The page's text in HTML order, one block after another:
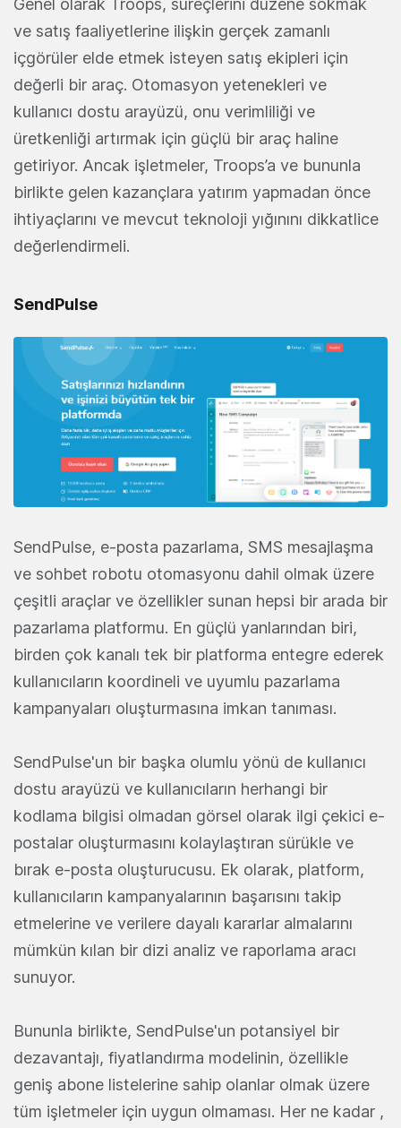
Genel olarak Troops, süreçlerini düzene sokmak
ve satış faaliyetlerine ilişkin gerçek zamanlı
içgörüler elde etmek isteyen satış ekipleri için
değerli bir araç. Otomasyon yetenekleri ve
kullanıcı dostu arayüzü, onu verimliliği ve
üretkenliği artırmak için güçlü bir araç haline
getiriyor. Ancak işletmeler, Troops’a ve bununla
birlikte gelen kazançlara yatırım yapmadan önce
ihtiyaçlarını ve mevcut teknoloji yığınını dikkatlice
değerlendirmeli.
SendPulse
SendPulse, e-posta pazarlama, SMS mesajlaşma
ve sohbet robotu otomasyonu dahil olmak üzere
çeşitli araçlar ve özellikler sunan hepsi bir arada bir
pazarlama platformu. En güçlü yanlarından biri,
birden çok kanalı tek bir platforma entegre ederek
kullanıcıların koordineli ve uyumlu pazarlama
kampanyaları oluşturmasına imkan tanıması.
SendPulse'un bir başka olumlu yönü de kullanıcı
dostu arayüzü ve kullanıcıların herhangi bir
kodlama bilgisi olmadan görsel olarak ilgi çekici e-
postalar oluşturmasını kolaylaştıran sürükle ve
bırak e-posta oluşturucusu. Ek olarak, platform,
kullanıcıların kampanyalarının başarısını takip
etmelerine ve verilere dayalı kararlar almalarını
mümkün kılan bir dizi analiz ve raporlama aracı
sunuyor.
Bununla birlikte, SendPulse'un potansiyel bir
dezavantajı, fiyatlandırma modelinin, özellikle
geniş abone listelerine sahip olanlar olmak üzere
tüm işletmeler için uygun olmaması. Her ne kadar ,